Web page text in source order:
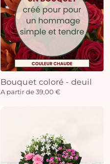
Bouquet coloré - deuil
A partir de 39,00 €